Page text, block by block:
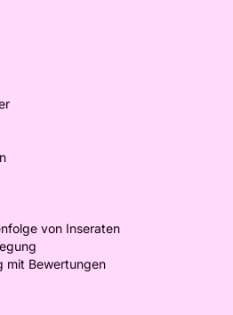
von Inseraten
mit Bewertungen